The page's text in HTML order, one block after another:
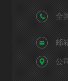
全
邮
公